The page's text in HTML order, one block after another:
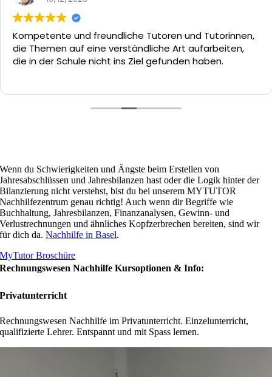
Kompetente und freundliche Tutoren und Tutorinnen,
die Themen auf eine verständliche Art aufarbeiten,
die in der Schule nicht ins Ziel gefunden haben.
Wenn du Schwierigkeiten und Ängste beim Erstellen von
Jahresabschlüssen und Jahresbilanzen hast oder die Logik hinter der
Bilanzierung nicht verstehst, bist du bei unserem MYTUTOR
Nachhilfezentrum genau richtig! Auch wenn dir Begriffe wie
Buchhaltung, Jahresbilanzen, Finanzanalysen, Gewinn- und
Verlustrechnungen und ähnliches Kopfzerbrechen bereiten, sind wir
für dich da.Nachhilfe in Basel.
MyTutor Broschüre
Rechnungswesen Nachhilfe Kursoptionen & Info:
Privatunterricht
Rechnungswesen Nachhilfe im Privatunterricht. Einzelunterricht,
qualifizierte Lehrer. Entspannt und mit Spass lernen.